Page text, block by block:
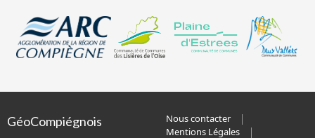
GéoCompiégnois
Nous contacter
Mentions Légales